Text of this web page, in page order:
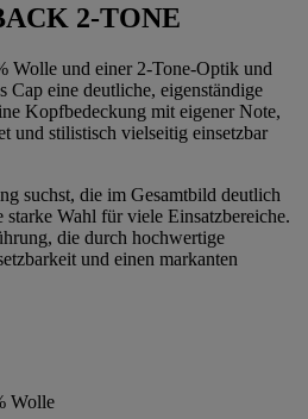
2-TONE
Wolle und einer 2-Tone-Optik und
Cap eine deutliche, eigenständige
Kopfbedeckung mit eigener Note,
und stilistisch vielseitig einsetzbar
suchst, die im Gesamtbild deutlich
Wahl für viele Einsatzbereiche.
die durch hochwertige
und einen markanten
Wolle